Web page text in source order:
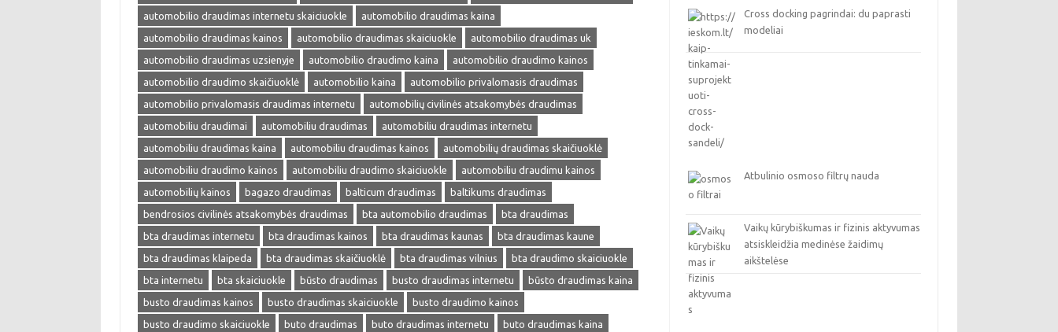
automobilio draudimas internetu skaiciuokle
automobilio draudimas kaina
automobilio draudimas kainos
automobilio draudimas skaiciuokle
automobilio draudimas uk
automobilio draudimas uzsienyje
automobilio draudimo kaina
automobilio draudimo kainos
automobilio draudimo skaičiuoklė
automobilio kaina
automobilio privalomasis draudimas
automobilio privalomasis draudimas internetu
automobilių civilinės atsakomybės draudimas
automobiliu draudimai
automobiliu draudimas
automobiliu draudimas internetu
automobiliu draudimas kaina
automobiliu draudimas kainos
automobilių draudimas skaičiuoklė
automobiliu draudimo kainos
automobiliu draudimo skaiciuokle
automobiliu draudimu kainos
automobilių kainos
bagazo draudimas balticum draudimas
baltikums draudimas
bendrosios civilinės atsakomybės draudimas
bta automobilio draudimas
bta draudimas
bta draudimas internetu
bta draudimas kainos bta draudimas kaunas
bta draudimas kaune
bta draudimas klaipeda
bta draudimas skaičiuoklė bta draudimas vilnius
bta draudimo skaiciuokle
bta internetu
bta skaiciuokle būsto draudimas busto draudimas internetu
būsto draudimas kaina
busto draudimas kainos
busto draudimas skaiciuokle
busto draudimo kainos
busto draudimo skaiciuokle
buto draudimas buto draudimas internetu
buto draudimas kaina
Cross docking pagrindai: du paprasti
modeliai
Atbulinio osmoso filtrų nauda
Vaikų kūrybiškumas ir fizinis aktyvumas
atsiskleidžia medinėse žaidimų
aikštelėse